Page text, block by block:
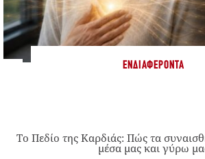
ΕΝΔΙΑΦΈΡΟΝΤΑ
Το Πεδίο της Καρδιάς: Πώς τα
μέσα μας και γύρω